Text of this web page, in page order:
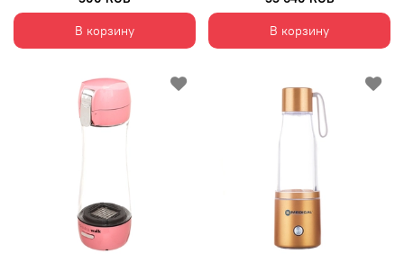
В корзину
В корзину